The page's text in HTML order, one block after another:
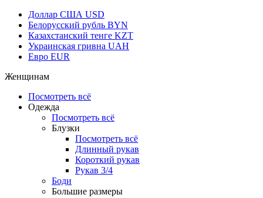
Доллар США USD
Белорусский рубль BYN
Казахстанский тенге KZT
Украинская гривна UAH
Евро EUR
Женщинам
Посмотреть всё
Одежда
Посмотреть всё
Блузки
Посмотреть всё
Длинный рукав
Короткий рукав
Рукав 3/4
Боди
Большие размеры